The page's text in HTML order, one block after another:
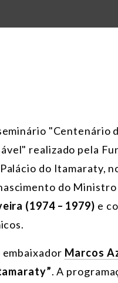
"Centenário
realizado pela
do Itamaraty,
do
(1974 – 1979) e
embaixador Marcos
. A